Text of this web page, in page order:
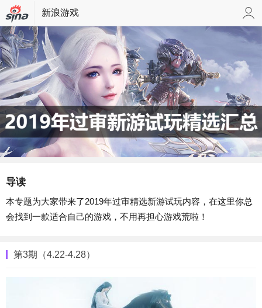
新浪游戏
导读
本专题为大家带来了2019年过审精选新游试玩内容，在这里你总
会找到一款适合自己的游戏，不用再担心游戏荒啦！
第3期（4.22-4.28）